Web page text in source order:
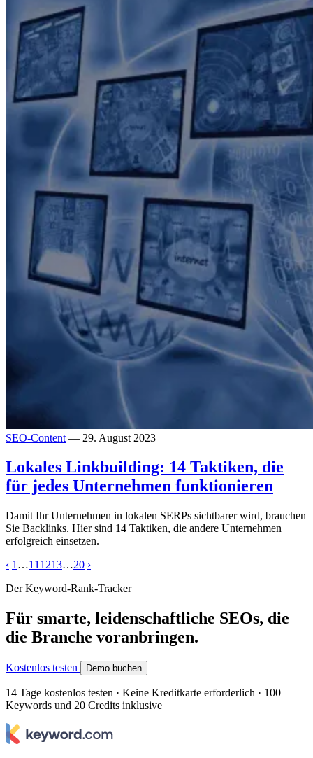
SEO-Content — 29. August 2023
Lokales Linkbuilding: 14 Taktiken, die
für jedes Unternehmen funktionieren
Damit Ihr Unternehmen in lokalen SERPs sichtbarer wird, brauchen
Sie Backlinks. Hier sind 14 Taktiken, die andere Unternehmen
erfolgreich einsetzen.
‹ 1 …11 1213…20 ›
Der Keyword-Rank-Tracker
Für smarte, leidenschaftliche SEOs, die
die Branche voranbringen.
Kostenlos testen Demo buchen
14 Tage kostenlos testen · Keine Kreditkarte erforderlich · 100
Keywords und 20 Credits inklusive